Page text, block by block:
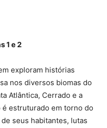
1 e 2
exploram histórias
nos diversos biomas do
Atlântica, Cerrado e a
estruturado em torno do
seus habitantes, lutas